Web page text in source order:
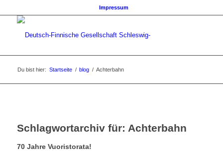
Impressum
Du bist hier: Startseite / blog / Achterbahn
Schlagwortarchiv für: Achterbahn
70 Jahre Vuoristorata!